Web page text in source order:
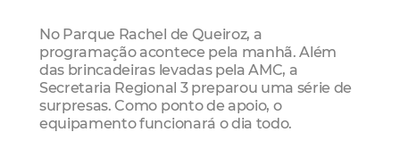
No Parque Rachel de Queiroz, a
programação acontece pela manhã. Além
das brincadeiras levadas pela AMC, a
Secretaria Regional 3 preparou uma série de
surpresas. Como ponto de apoio, o
equipamento funcionará o dia todo.